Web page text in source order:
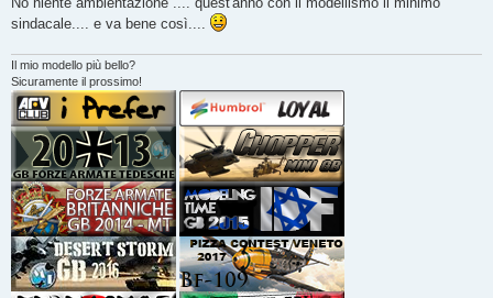
g
i
sindacale.... e va bene così....
Il mio modello più bello?
Sicuramente il prossimo!